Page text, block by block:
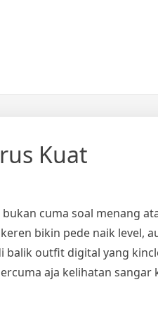
Kuat
cuma soal menang
bikin pede naik level,
balik outfit digital yang
aja kelihatan